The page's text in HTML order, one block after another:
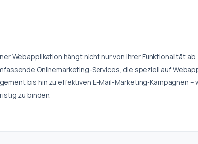
Webapplikation hängt nicht nur von ihrer Funktionalität
Onlinemarketing-Services, die speziell auf
bis hin zu effektiven E-Mail-Marketing-Kampagnen
zu binden.